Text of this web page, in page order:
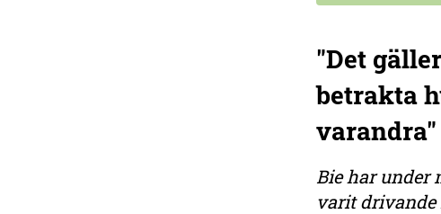
"Det
betrakta
varandra"
Bie har under
varit drivande